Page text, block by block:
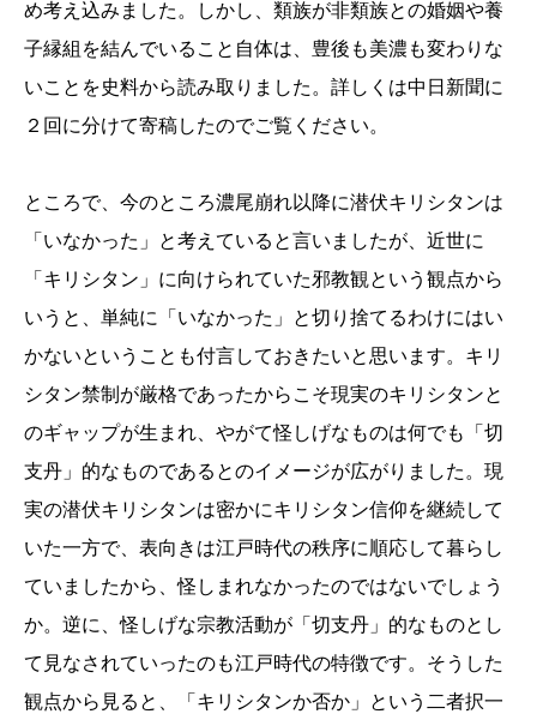
め考え込みました。しかし、類族が非類族との婚姻や養
子縁組を結んでいること自体は、豊後も美濃も変わりな
いことを史料から読み取りました。詳しくは中日新聞に
２回に分けて寄稿したのでご覧ください。
ところで、今のところ濃尾崩れ以降に潜伏キリシタンは
「いなかった」と考えていると言いましたが、近世に
「キリシタン」に向けられていた邪教観という観点から
いうと、単純に「いなかった」と切り捨てるわけにはい
かないということも付言しておきたいと思います。キリ
シタン禁制が厳格であったからこそ現実のキリシタンと
のギャップが生まれ、やがて怪しげなものは何でも「切
支丹」的なものであるとのイメージが広がりました。現
実の潜伏キリシタンは密かにキリシタン信仰を継続して
いた一方で、表向きは江戸時代の秩序に順応して暮らし
ていましたから、怪しまれなかったのではないでしょう
か。逆に、怪しげな宗教活動が「切支丹」的なものとし
て見なされていったのも江戸時代の特徴です。そうした
観点から見ると、「キリシタンか否か」という二者択一